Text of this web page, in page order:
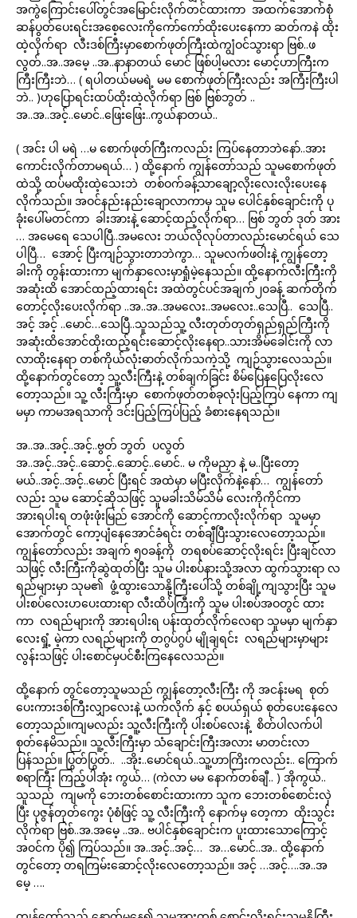
အကွဲကြောင်းပေါ်တွင်အမြောင်းလိုက်တင်ထားကာ အထက်အောက်စုံ
ဆန်ပွတ်ပေးရင်းအစေ့လေးကိုကော်ကော်ထိုးပေးနေကာ ဆတ်ကနဲ ထိုး
ထဲ့လိုက်ရာ လီးဒစ်ကြီးမှာစောက်ဖုတ်ကြီးထဲကျွံဝင်သွားရာ ဗြစ်..ဖ
လွတ်..အ..အမေ့ ..အ..နာနာတယ် မောင် ဖြစ်ပါ့မလား မောင့်ဟာကြီးက
ကြီးကြီးဘဲ… ( ရပါတယ်မမရဲ့ မမ စောက်ဖုတ်ကြီးလည်း အကြီးကြီးပါ
ဘဲ.. )ဟုပြောရင်းထပ်ထိုးထဲ့လိုက်ရာ ဗြစ် ဗြစ်ဘွတ် ..
အ..အ..အင့်..မောင်..ဖြေးဖြေး..ကွယ်နာတယ်..
( အင်း ပါ မရဲ …မ စောက်ဖုတ်ကြီးကလည်း ကြပ်နေတာဘဲနော်..အား
ကောင်းလိုက်တာမရယ်… ) ထို့နောက် ကျွန်တော်သည် သူမစောက်ဖုတ်
ထဲသို့ ထပ်မထိုးထဲ့သေးဘဲ တစ်ဝက်ခန့်သာချော့လိုးလေးလိုးပေးနေ
လိုက်သည်။ အဝင်နည်းနည်းချောလာကာမှ သူမ ပေါင်နှစ်ချောင်းကို ပု
ခုံးပေါ်မတင်ကာ ခါးအားနဲ့ ဆောင့်ထည့်လိုက်ရာ… ဗြစ် ဘွတ် ဒုတ် အား
… အမေရေ သေပါပြီ..အမလေး ဘယ်လိုလုပ်တာလည်းမောင်ရယ် သေ
ပါပြီ… အောင့် ပြီးကျဉ်သွားတာဘဲကွာ… သူမလက်ဖဝါးနဲ့ ကျွန်တော့
ခါးကို တွန်းထားကာ မျက်နှာလေးမှာရှုံမဲ့နေသည်။ ထို့နောက်လီးကြီးကို
အဆုံးထိ အောင်ထည့်ထားရင်း အထဲတွင်ပင်အချက်၂၀ခန့် ဆက်တိုက်
တောင့်လိုးပေးလိုက်ရာ ..အ..အ..အမလေး..အမလေး..သေပြီ.. သေပြီ..
အင့် အင့် ..မောင်…သေပြီ..သူသည်သူ့ လီးတုတ်တုတ်ရှည်ရှည်ကြီးကို
အဆုံးထိအောင်ထိုးထည့်ရင်းဆောင့်လိုးနေရာ..သားအိမ်ခေါင်းကို လာ
လာထိုးနေရာ တစ်ကိုယ်လုံးဓာတ်လိုက်သကဲ့သို့ ကျဉ်သွားလေသည်။
ထို့နောက်တွင်တော့ သူ့လီးကြီးနဲ့ တစ်ချက်ခြင်း စိမ်ပြေနပြေလိုးလေ
တော့သည်။ သူ့ လီးကြီးမှာ စောက်ဖုတ်တစ်ခုလုံးပြည့်ကြပ် နေကာ ကျ
မမှာ ကာမအရသာကို ဒင်းပြည့်ကြပ်ပြည့် ခံစားနေရသည်။
အ..အ..အင့်..အင့်..ဗွတ် ဘွတ် ပလွတ်
အ..အင့်..အင့်..ဆောင့်..ဆောင့်..မောင်.. မ ကိုမညှာ နဲ့ မ..ပြီးတော့
မယ်..အင့်..အင့်..မောင် ပြီးရင် အထဲမှာ မပြီးလိုက်နဲ့နော်… ကျွန်တော်
လည်း သူမ ဆောင့်ဆိုသဖြင့် သူမခါးသိမ်သိမ် လေးကိုကိုင်ကာ
အားရပါးရ တဖုံးဖုံးမြည် အောင်ကို ဆောင့်ကာလိုးလိုက်ရာ သူမမှာ
အောက်တွင် ကော့ပျံနေအောင်ခံရင်း တစ်ချီပြီးသွားလေတော့သည်။
ကျွန်တော်လည်း အချက် ၅၀ခန့်ကို တရစပ်ဆောင့်လိုးရင်း ပြီးချင်လာ
သဖြင့် လီးကြီးကိုဆွဲထုတ်ပြီး သူမ ပါးစပ်နားသို့အလာ ထွက်သွားရာ လ
ရည်များမှာ သုမ၏ ဖွံ့ထွားသောနို့ကြီးပေါ်သို့ တစ်ချို့ကျသွားပြီး သူမ
ပါးစပ်လေးဟပေးထားရာ လီးထိပ်ကြီးကို သူမ ပါးစပ်အဝတွင် ထား
ကာ လရည်များကို အားရပါးရ ပန်းထုတ်လိုက်လေရာ သူမမှာ မျက်နှာ
လေးရှုံ့ မဲ့ကာ လရည်များကို တဂွပ်ဂွပ် မျိုချရင်း လရည်များမှာများ
လွန်းသဖြင့် ပါးစောင်မှပင်စီးကြနေလေသည်။
ထို့နောက် တွင်တော့သူမသည် ကျွန်တော့လီးကြီး ကို အငန်းမရ စုတ်
ပေးကားဒစ်ကြီးလျှာလေးနဲ့ ယက်လိုက် နှင့် စပယ်ရှယ် စုတ်ပေးနေလေ
တော့သည်။ကျမလည်း သူ့လီးကြီးကို ပါးစပ်လေးနဲ့ စိတ်ပါလက်ပါ
စုတ်နေမိသည်။ သူ့လီးကြီးမှာ သံချောင်းကြီးအလား မာတင်းလာ
ပြန်သည်။ ပြွတ်ပြွတ်.. ..အိုး..မောင်ရယ်..သူ့ဟာကြိးကလည်း.. ကြောက်
စရာကြီး ကြည့်ပါအုံး ကွယ်… (ကဲလာ မမ နောက်တစ်ချီ.. ) အိုကွယ်..
သူသည် ကျမကို ဘေးတစ်စောင်းထားကာ သူက ဘေးတစ်စောင်းလှဲ
ပြီး ပုဇွန်တုတ်ကွေး ပုံစံဖြင့် သူ့ လီးကြီးကို နောက်မှ တေ့ကာ ထိုးသွင်း
လိုက်ရာ ဗြစ်..အ.အမေ့ ..အ.. ဗပါင်နှစ်ချောင်းက ပူးထားသောကြောင့်
အဝင်က ပို၍ ကြပ်သည်။ အ..အင့်..အင့်… အ…မောင်..အ.. ထို့နောက်
တွင်တော့ တရကြမ်းဆောင့်လိုးလေတော့သည်။ အင့် …အင့်….အ..အ
မေ့ ….